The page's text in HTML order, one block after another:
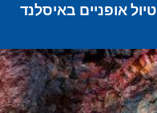
טיול אופניים באיסלנד